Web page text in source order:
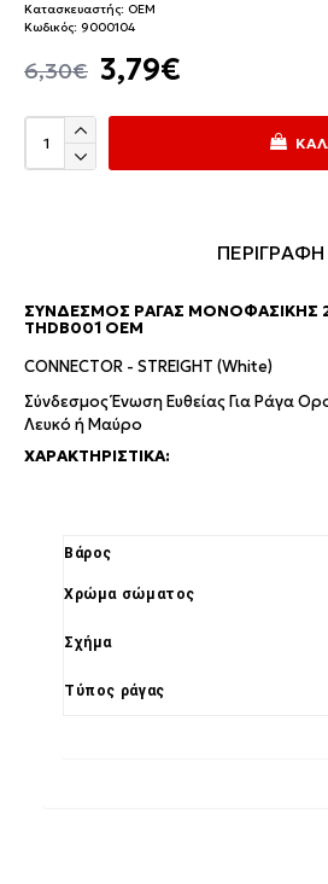
3,79€
6,30€
Κατασκευαστής: OEM
Κωδικός: 9000104
ΠΕΡΙΓΡΑΦΗ
ΣΎΝΔΕΣΜΟΣ ΡΆΓΑΣ ΜΟΝΟΦΑΣΙΚΉΣ 2
THDB001 OEM
CONNECTOR - STREIGHT (White)
Σύνδεσμος Ένωση Ευθείας Για Ράγα
Λευκό ή Μαύρο
ΧΑΡΑΚΤΗΡΙΣΤΙΚΆ:
Βάρος
Χρώμα σώματος
Σχήμα
Τύπος ράγας